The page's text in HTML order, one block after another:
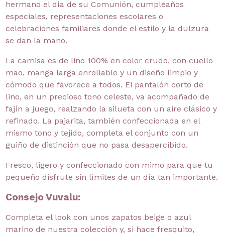
hermano el día de su Comunión, cumpleaños
especiales, representaciones escolares o
celebraciones familiares donde el estilo y la dulzura
se dan la mano.
La camisa es de lino 100% en color crudo, con cuello
mao, manga larga enrollable y un diseño limpio y
cómodo que favorece a todos. El pantalón corto de
lino, en un precioso tono celeste, va acompañado de
fajín a juego, realzando la silueta con un aire clásico y
refinado. La pajarita, también confeccionada en el
mismo tono y tejido, completa el conjunto con un
guiño de distinción que no pasa desapercibido.
Fresco, ligero y confeccionado con mimo para que tu
pequeño disfrute sin límites de un día tan importante.
Consejo Vuvalu:
Completa el look con unos zapatos beige o azul
marino de nuestra colección y, si hace fresquito,